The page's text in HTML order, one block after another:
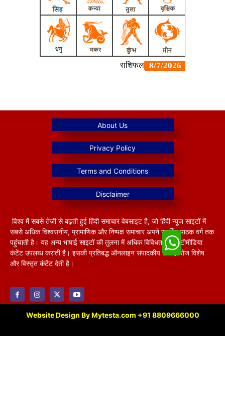
विश्व में सबसे तेजी से बढ़ती हुई हिंदी समाचार वेबसाइट है, जो हिंदी न्यूज साइटों में
सबसे अधिक विश्वसनीय, प्रामाणिक और निष्पक्ष समाचार अपने समर्पित पाठक वर्ग तक
पहुंचाती है। यह अन्य भाषाई साइटों की तुलना में अधिक विविधतापूर्ण मल्टीमीडिया
कंटेंट उपलब्ध कराती है। इसकी प्रतिबद्ध ऑनलाइन संपादकीय टीम हररोज विशेष
और विस्तृत कंटेंट देती है।
Website Design By Mytesta.com +91 8809666000